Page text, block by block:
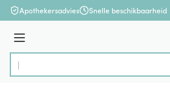
Ga naar de inhoud
Apothekersadvies Snelle beschikbaarheid
Menu
Product, merk, categorie...